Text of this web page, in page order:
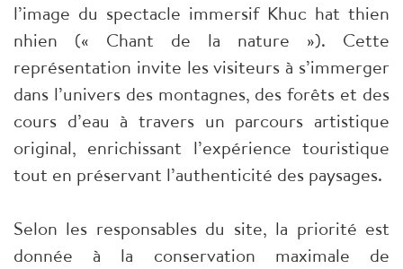
l’image du spectacle immersif Khuc hat thien
nhien (« Chant de la nature »). Cette
représentation invite les visiteurs à s’immerger
dans l’univers des montagnes, des forêts et des
cours d’eau à travers un parcours artistique
original, enrichissant l’expérience touristique
tout en préservant l’authenticité des paysages.
Selon les responsables du site, la priorité est
donnée à la conservation maximale de